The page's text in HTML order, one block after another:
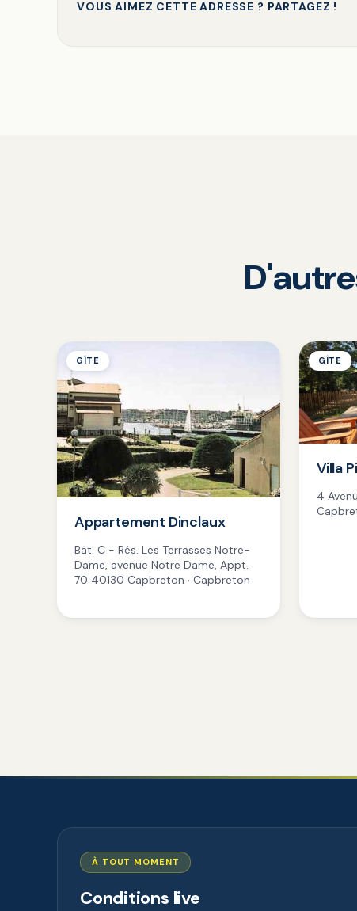
VOUS AIMEZ CETTE ADRESSE ? PARTAGEZ !
GÎTE
Appartement Dinclaux
Bât. C - Rés. Les Terrasses Notre-
Dame, avenue Notre Dame, Appt.
70 40130 Capbreton · Capbreton
GÎTE
Villa
4
À TOUT MOMENT
Conditions live